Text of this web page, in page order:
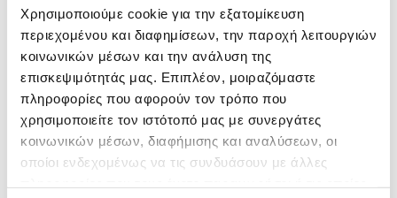
Χρησιμοποιούμε cookie για την εξατομίκευση
περιεχομένου και διαφημίσεων, την παροχή λειτουργιών
κοινωνικών μέσων και την ανάλυση της
επισκεψιμότητάς μας. Επιπλέον, μοιραζόμαστε
πληροφορίες που αφορούν τον τρόπο που
χρησιμοποιείτε τον ιστότοπό μας με συνεργάτες
κοινωνικών μέσων, διαφήμισης και αναλύσεων, οι
οποίοι ενδεχομένως να τις συνδυάσουν με άλλες
Χωρίς ενοχλητικούς θορύβους,
δονήσεις και ζημιογόνους
κραδασμούς
Χωρίς την ανάγκη εκκένωσης
κτιρίου